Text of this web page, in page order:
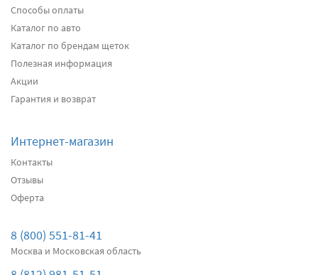
Передние дворники
Подробнее
Подробнее
Передние дворники
Способы оплаты
Каталог по авто
Каталог по брендам щеток
Полезная информация
Акции
Гарантия и возврат
Интернет-магазин
Контакты
Отзывы
Оферта
8 (800) 551-81-41
Москва и Московская область